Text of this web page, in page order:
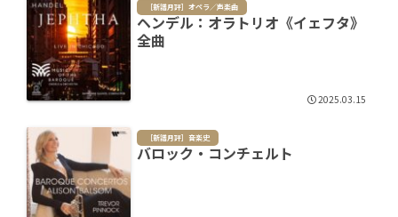
［新譜月評］オペラ／声楽曲
ヘンデル：オラトリオ《イェフタ》
全曲
2025.03.15
［新譜月評］音楽史
バロック・コンチェルト